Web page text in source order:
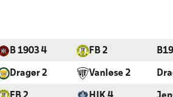
B 1903 4 FB 2
Dragør 2 Vanløse 2